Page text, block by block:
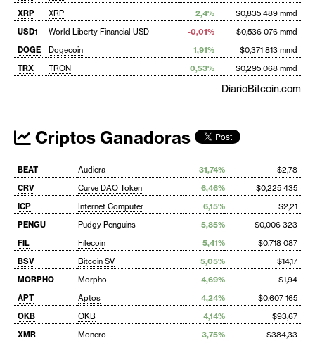
XRP
XRP 2,4%
$0,835 489 mmd
USD1
World Liberty Financial USD -0,01%
$0,536 076 mmd
DOGE
Dogecoin 1,91%
$0,371 813 mmd
TRX
TRON 0,53% $0,295 068 mmd
DiarioBitcoin.com
Criptos Ganadoras
BEAT Audiera 31,74%
$2,78
CRV
Curve DAO Token 6,46%
$0,225 435
ICP
Internet Computer 6,15%
$2,21
PENGU
Pudgy Penguins 5,85%
$0,006 323
FIL
Filecoin 5,41%
$0,718 087
BSV
Bitcoin SV 5,05%
$14,17
MORPHO
Morpho 4,69%
$1,94
APT
Aptos 4,24%
$0,607 165
OKB
OKB 4,14%
$93,67
XMR
Monero 3,75% $384,33